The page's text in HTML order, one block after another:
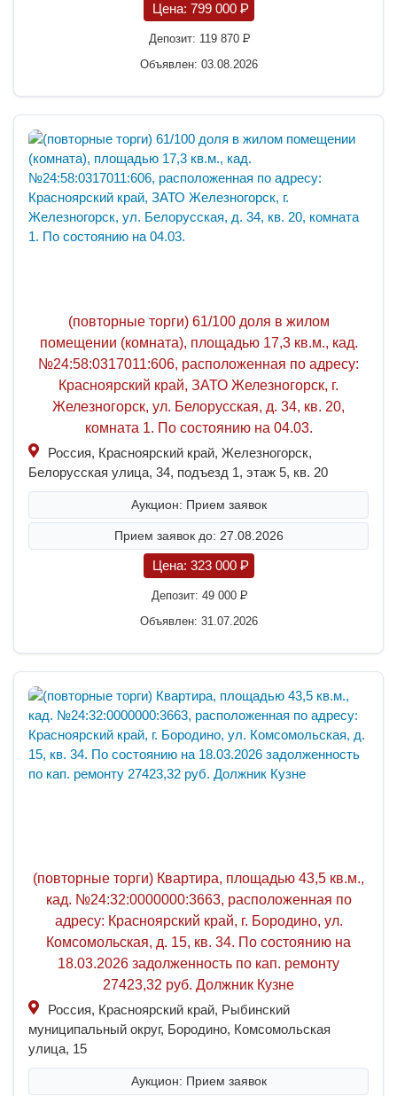
Цена: 799 000 P
Депозит: 119 870P
Объявлен: 03.08.2026
(повторные торги) 61/100 доля в жилом
помещении (комната), площадью 17,3 кв.м., кад.
№24:58:0317011:606, расположенная по адресу:
Красноярский край, ЗАТО Железногорск, г.
Железногорск, ул. Белорусская, д. 34, кв. 20,
комната 1. По состоянию на 04.03.
Россия, Красноярский край, Железногорск,
Белорусская улица, 34, подъезд 1, этаж 5, кв. 20
Аукцион: Прием заявок
Прием заявок до: 27.08.2026
Цена: 323 000 P
Депозит: 49 000P
Объявлен: 31.07.2026
(повторные торги) Квартира, площадью 43,5 кв.м.,
кад. №24:32:0000000:3663, расположенная по
адресу: Красноярский край, г. Бородино, ул.
Комсомольская, д. 15, кв. 34. По состоянию на
18.03.2026 задолженность по кап. ремонту
27423,32 руб. Должник Кузне
Россия, Красноярский край, Рыбинский
муниципальный округ, Бородино, Комсомольская
улица, 15
Аукцион: Прием заявок